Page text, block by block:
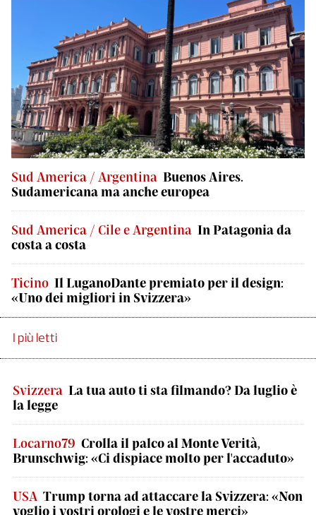
Sud America / Argentina Buenos Aires.
Sudamericana ma anche europea
Sud America / Cile e Argentina In Patagonia da
costa a costa
Ticino Il LuganoDante premiato per il design:
«Uno dei migliori in Svizzera»
I più letti
Svizzera La tua auto ti sta filmando? Da luglio è
la legge
Locarno79 Crolla il palco al Monte Verità,
Brunschwig: «Ci dispiace molto per l'accaduto»
USA Trump torna ad attaccare la Svizzera: «Non
voglio i vostri orologi e le vostre merci»